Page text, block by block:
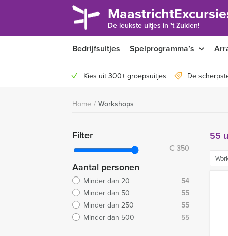
De leukste uitjes in 't Zuiden!
Bedrijfsuitjes Spelprogramma’s
Kies uit 300+ groepsuitjes De
Home / Workshops
Filter
€ 350
Aantal personen
Minder dan 20
54
Minder dan 50
55
Minder dan 250
55
Minder dan 500
55
55